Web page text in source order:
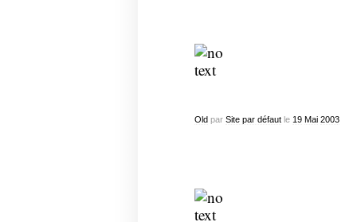
Oldpar Site par défautle 19 Mai 2003